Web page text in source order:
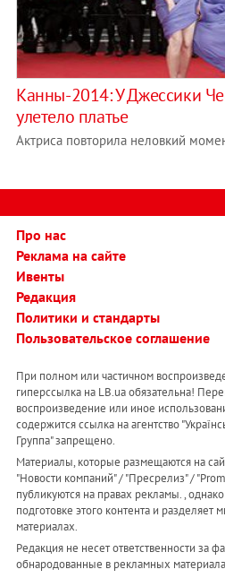
Канны-2014: У Джессики
улетело платье
Актриса повторила неловкий
Про нас
Реклама на сайте
Ивенты
Редакция
Политики и стандарты
Пользовательское соглашение
При полном или частичном
гиперссылка на LB.ua обязательна!
воспроизведение или иное
содержится ссылка на агентство
Группа" запрещено.
Материалы, которые размещаются на
"Новости компаний" / "Пресрелиз" /
публикуются на правах рекламы. ,
подготовке этого контента и разделяет
материалах.
Редакция не несет ответственности за
обнародованные в рекламных